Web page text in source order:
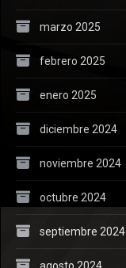
marzo 2025
febrero 2025
enero 2025
diciembre 2024
noviembre 2024
octubre 2024
septiembre 2024
agosto 2024